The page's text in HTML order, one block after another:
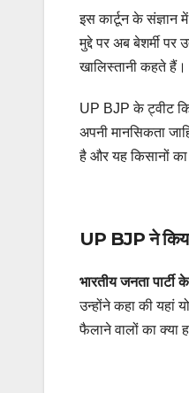
इस कार्टून के संज्ञान
मुद्दे पर अब बेशर्मी
खालिस्तानी कहते हैं।
UP BJP के ट्वीट
अपनी मानसिकता
है और यह किसानों का
UP BJP ने
भारतीय जनता पार्टी
उन्होंने कहा की यहां
फैलाने वालों का क्या